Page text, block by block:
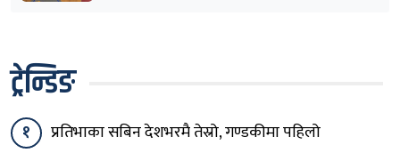
ट्रेन्डिङ
१ प्रतिभाका सबिन देशभरमै तेस्रो, गण्डकीमा पहिलो